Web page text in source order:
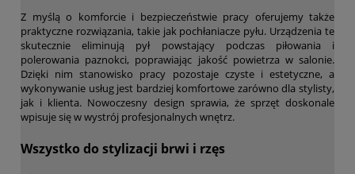
Z myślą o komforcie i bezpieczeństwie pracy oferujemy także
praktyczne rozwiązania, takie jak pochłaniacze pyłu. Urządzenia te
skutecznie eliminują pył powstający podczas piłowania i
polerowania paznokci, poprawiając jakość powietrza w salonie.
Dzięki nim stanowisko pracy pozostaje czyste i estetyczne, a
wykonywanie usług jest bardziej komfortowe zarówno dla stylisty,
jak i klienta. Nowoczesny design sprawia, że sprzęt doskonale
wpisuje się w wystrój profesjonalnych wnętrz.
Wszystko do stylizacji brwi i rzęs